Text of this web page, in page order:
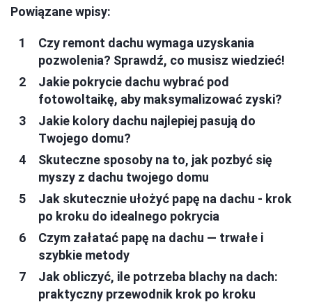
Powiązane wpisy:
Czy remont dachu wymaga uzyskania
pozwolenia? Sprawdź, co musisz wiedzieć!
Jakie pokrycie dachu wybrać pod
fotowoltaikę, aby maksymalizować zyski?
Jakie kolory dachu najlepiej pasują do
Twojego domu?
Skuteczne sposoby na to, jak pozbyć się
myszy z dachu twojego domu
Jak skutecznie ułożyć papę na dachu - krok
po kroku do idealnego pokrycia
Czym załatać papę na dachu — trwałe i
szybkie metody
Jak obliczyć, ile potrzeba blachy na dach:
praktyczny przewodnik krok po kroku